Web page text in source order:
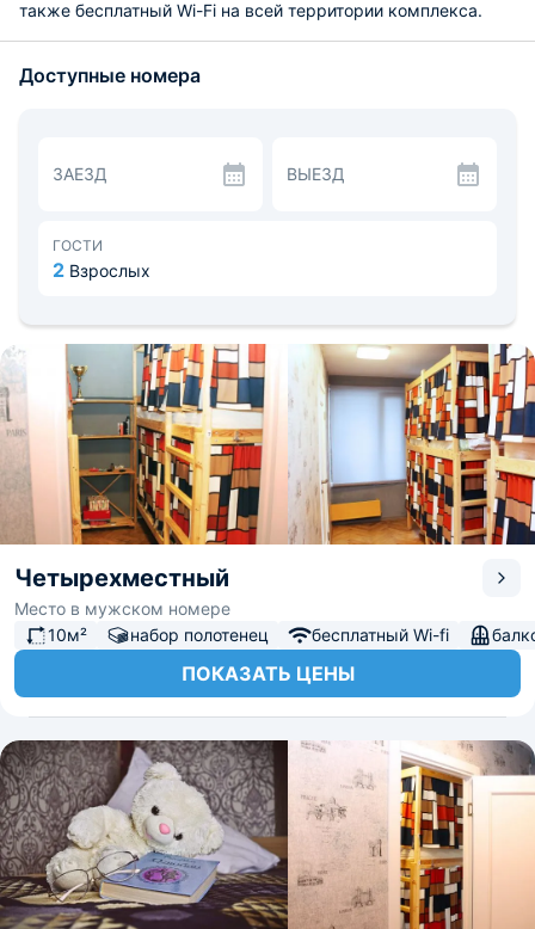
также бесплатный Wi-Fi на всей территории комплекса.
кухней, ванной комнатой и лаунджем, в котором можно
Каждое утро на территории хостела сервируется
сытный континентальный завтрак. Пообедать
Рядом с хостелом «Звездный бульвар» расположена
Аллея Космонавтов, парк развлечений, детская школа
магазинов.
Доступные номера
ЗАЕЗД ВЫЕЗД
ГОСТИ
2 Взрослых
Четырехместный
Место в мужском номере
10м²
набор полотенец бесплатный Wi-fi
ПОКАЗАТЬ ЦЕНЫ